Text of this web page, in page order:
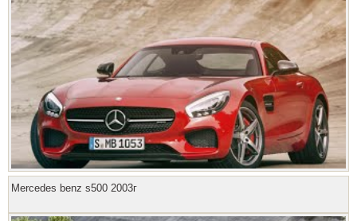
Mercedes benz s500 2003г